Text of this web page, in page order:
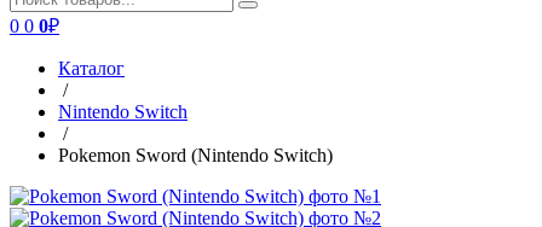
0 0 0₽
Каталог
/
Nintendo Switch
/
Pokemon Sword (Nintendo Switch)